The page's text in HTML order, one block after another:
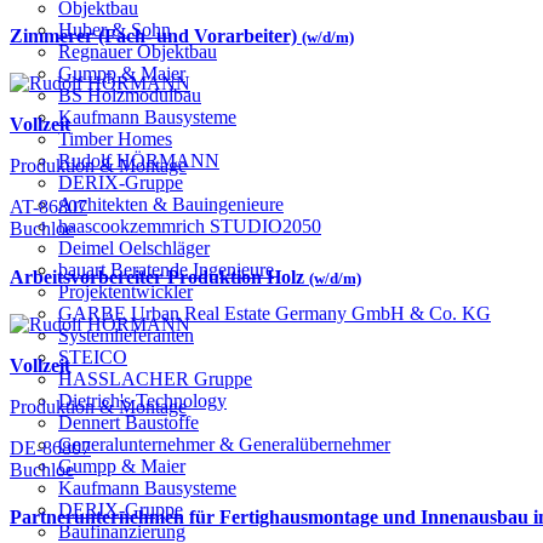
Objektbau
Huber & Sohn
Regnauer Objektbau
Gumpp & Maier
BS Holzmodulbau
Kaufmann Bausysteme
Timber Homes
Rudolf HÖRMANN
DERIX-Gruppe
Architekten & Bauingenieure
haascookzemmrich STUDIO2050
Deimel Oelschläger
bauart Beratende Ingenieure
Projektentwickler
GARBE Urban Real Estate Germany GmbH & Co. KG
Systemlieferanten
STEICO
HASSLACHER Gruppe
Dietrich's Technology
Dennert Baustoffe
Generalunternehmer & Generalübernehmer
Gumpp & Maier
Kaufmann Bausysteme
DERIX-Gruppe
Baufinanzierung
Zimmerer (Fach- und Vorarbeiter) (w/d/m)
Vollzeit
Produktion & Montage
AT-86807
Buchloe
Arbeitsvorbereiter Produktion Holz (w/d/m)
Vollzeit
Produktion & Montage
DE-86807
Buchloe
Partnerunternehmen für Fertighausmontage und Innenausbau